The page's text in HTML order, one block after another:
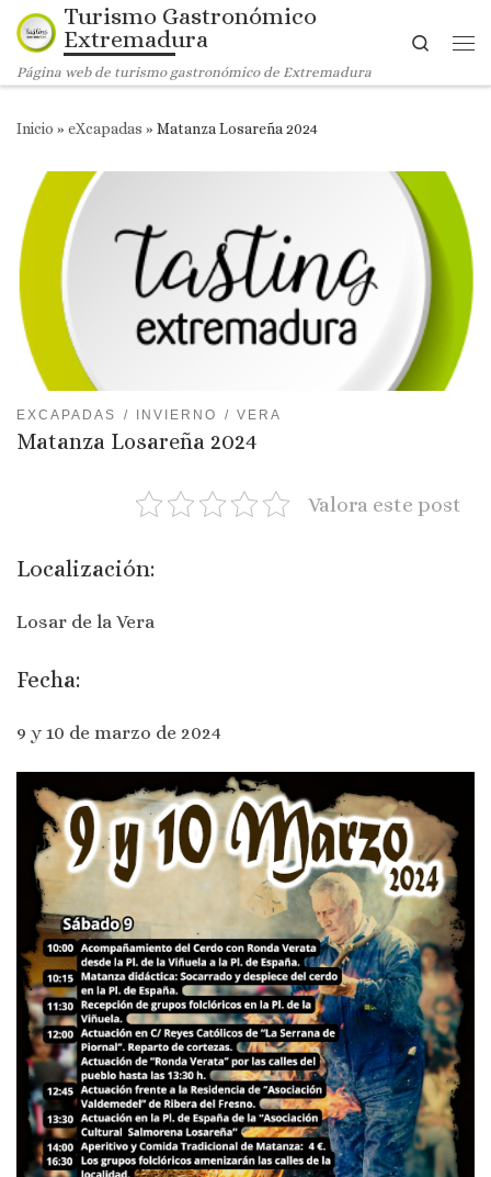
Saltar al contenido
Turismo Gastronómico
Extremadura
Página web de turismo gastronómico de Extremadura
Search
Inicio » eXcapadas » Matanza Losareña 2024
EXCAPADAS INVIERNO VERA
Matanza Losareña 2024
Valora este post
Localización:
Losar de la Vera
Fecha:
9 y 10 de marzo de 2024